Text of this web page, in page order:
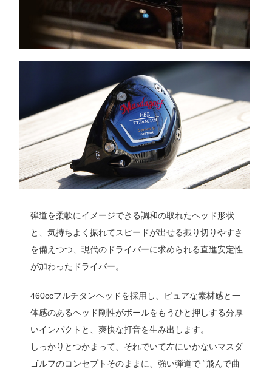
弾道を柔軟にイメージできる調和の取れたヘッド形状
と、気持ちよく振れてスピードが出せる振り切りやすさ
を備えつつ、現代のドライバーに求められる直進安定性
が加わったドライバー。
460ccフルチタンヘッドを採用し、ピュアな素材感と一
体感のあるヘッド剛性がボールをもうひと押しする分厚
いインパクトと、爽快な打音を生み出します。
しっかりとつかまって、それでいて左にいかないマスダ
ゴルフのコンセプトそのままに、強い弾道で “飛んで曲